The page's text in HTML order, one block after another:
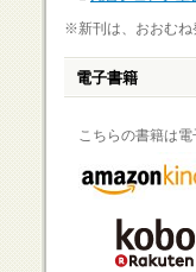
※新刊は、おおむね
電子書籍
こちらの書籍は電